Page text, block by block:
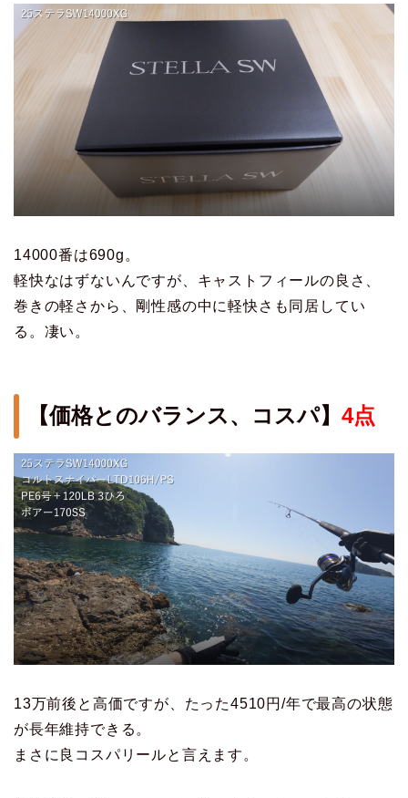
14000番は690g。
軽快なはずないんですが、キャストフィールの良さ、
巻きの軽さから、剛性感の中に軽快さも同居してい
る。凄い。
【価格とのバランス、コスパ】 4点
13万前後と高価ですが、たった4510円/年で最高の状態
が長年維持できる。
まさに良コスパリールと言えます。